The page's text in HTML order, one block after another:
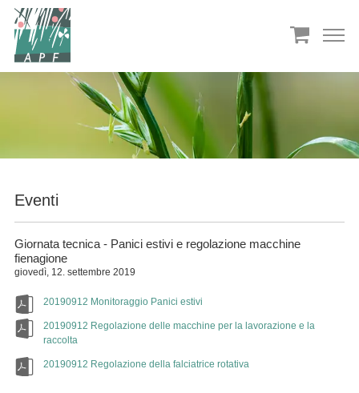
Eventi
Giornata tecnica - Panici estivi e regolazione macchine
fienagione
giovedì, 12. settembre 2019
20190912 Monitoraggio Panici estivi
20190912 Regolazione delle macchine per la lavorazione e la
raccolta
20190912 Regolazione della falciatrice rotativa